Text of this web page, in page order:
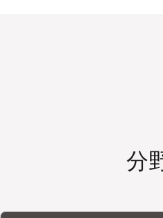
分